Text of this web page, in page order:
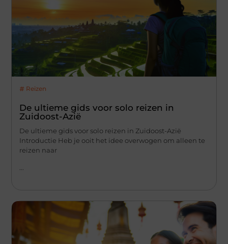
Reizen
De ultieme gids voor solo reizen in
Zuidoost-Azië
De ultieme gids voor solo reizen in Zuidoost-Azië
Introductie Heb je ooit het idee overwogen om alleen te
reizen naar